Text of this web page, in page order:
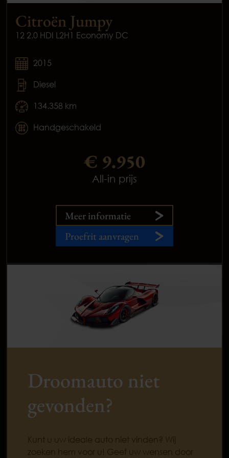
Citroën Jumpy
12 2.0 HDI L2H1 Economy DC
2015
Diesel
134.358 km
Handgeschakeld
€ 9.950
All-in prijs
Meer informatie
Proefrit aanvragen
Droomauto niet
gevonden?
Kunt u uw ideale auto niet vinden? Wij
zoeken hem voor u! Geef uw wensen door